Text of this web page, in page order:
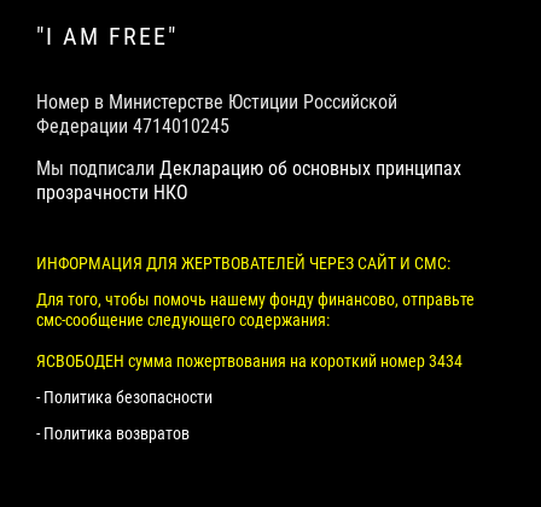
"I AM FREE"
Номер в Министерстве Юстиции Российской
Федерации 4714010245
Мы подписали Декларацию об основных принципах
прозрачности НКО
ИНФОРМАЦИЯ ДЛЯ ЖЕРТВОВАТЕЛЕЙ ЧЕРЕЗ САЙТ И СМС:
Для того, чтобы помочь нашему фонду финансово, отправьте
смс-сообщение следующего содержания:
ЯСВОБОДЕН сумма пожертвования на короткий номер 3434
- Политика безопасности
- Политика возвратов